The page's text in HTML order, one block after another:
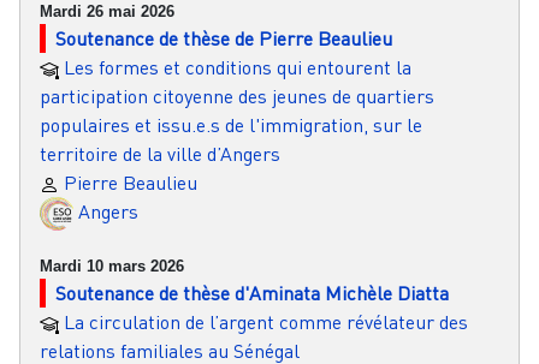
Mardi 26 mai 2026
Soutenance de thèse de Pierre Beaulieu
Les formes et conditions qui entourent la
participation citoyenne des jeunes de quartiers
populaires et issu.e.s de l'immigration, sur le
territoire de la ville d’Angers
Pierre Beaulieu
Angers
Mardi 10 mars 2026
Soutenance de thèse d'Aminata Michèle Diatta
La circulation de l’argent comme révélateur des
relations familiales au Sénégal